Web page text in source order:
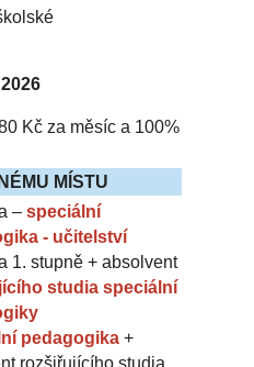
Kč za měsíc a 100%
MÍSTU
– speciální
- učitelství
1. stupně + absolvent
studia speciální
pedagogika +
rozšiřujícího studia